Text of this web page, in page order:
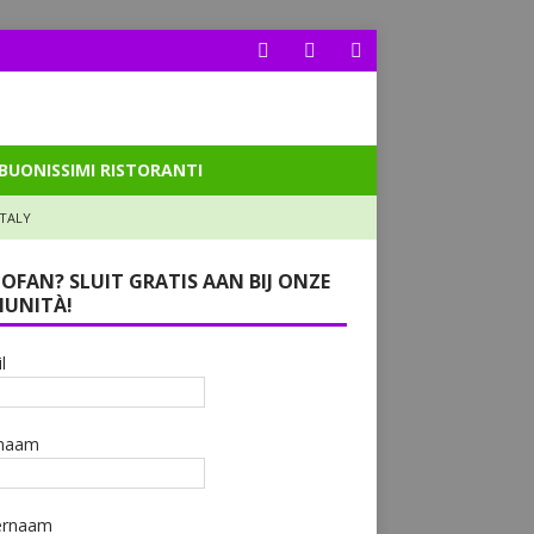
BUONISSIMI RISTORANTI
SLUIT GRATIS AAN BIJ ONZE